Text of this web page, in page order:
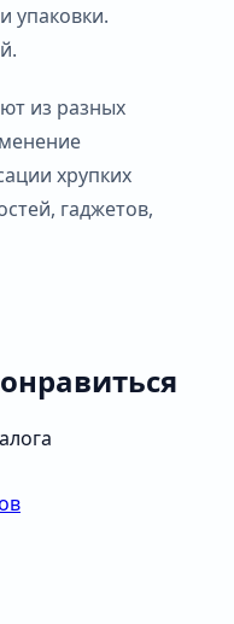
упаковки.
из разных
хрупких
гаджетов,